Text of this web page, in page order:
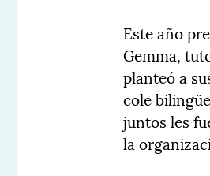
Este año
Gemma,
planteó a
cole
juntos les
la